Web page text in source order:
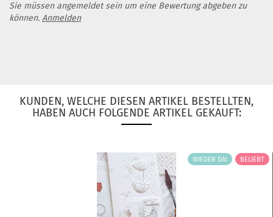
Sie müssen angemeldet sein um eine Bewertung abgeben zu
können. Anmelden
KUNDEN, WELCHE DIESEN ARTIKEL BESTELLTEN,
HABEN AUCH FOLGENDE ARTIKEL GEKAUFT:
WIEDER DA! BELIEBT